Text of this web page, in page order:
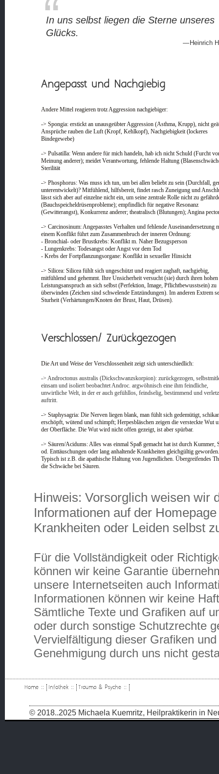
In uns selbst liegen die Sterne unseres
Glücks.
Heinrich
Angepasst und Nachgiebig
Andere Mittel reagieren trotz Aggression nachgiebiger:
-> Spongia: erstickt an unausgeübter Aggression (Asthma, Krupp), nicht
Ansprüche rauben die Luft (Kropf, Kehlkopf), Nachgiebigkeit (lockeres
Bindegewebe)
-> Pulsatilla: Wenn andere für mich handeln, hab ich nicht Schuld (Furcht
Meinung anderer); meidet Verantwortung, fehlende Haltung
Sterilität
-> Phosphorus: Was muss ich tun, um bei allen beliebt zu sein (Durchfall,
unterentwickelt)? Mitfühlend, hilfsbereit, findet rasch Zuneigung und
lässt sich aber auf einzelne nicht ein, um seine zentrale Rolle nicht zu
(Bauchspeicheldrüsenprobleme); empfindlich für negative Resonanz
(Gewitterangst), Konkurrenz anderer; theatralisch (Blutungen); Angina
-> Carcinosinum: Angepasstes Verhalten und fehlende Auseinandersetzung
einem Konflikt führt zum Zusammenbruch der inneren Ordnung:
- Bronchial- oder Brustkrebs: Konflikt m. Naher Bezugsperson
- Lungenkrebs: Todesangst oder Angst vor dem Tod
- Krebs der Fortpflanzungsorgane: Konflikt in sexueller Hinsicht
-> Silicea: Silicea fühlt sich ungeschützt und reagiert zaghaft, nachgiebig,
mitfühlend und gehemmt. Ihre Unsicherheit versucht (sie) durch ihren hohen
Leistungsanspruch an sich selbst (Perfektion, Image, Pflichtbewusstsein) zu
überwinden (Zeichen sind schwelende Entzündungen). Im anderen Extrem
Sturheit (Verhärtungen/Knoten der Brust, Haut, Drüsen).
Verschlossen/ Zurückgezogen
Die Art und Weise der Verschlossenheit zeigt sich unterschiedlich:
-> Androctonus australis (Dickschwanzskorpion): zurückgezogen,
einsam und isoliert beobachtet Androc. argwöhnisch eine ihm feindliche,
unwirtliche Welt, in der er auch gefühllos, feindselig, bestimmend und
auftritt.
-> Staphysagria: Die Nerven liegen blank, man fühlt sich gedemütigt,
erschöpft, wütend und schimpft; Herpesbläschen zeigen die versteckte Wut
der Oberfläche. Die Wut wird nicht offen gezeigt, ist aber spürbar.
-> Säuren/Acidums: Alles was einmal Spaß gemacht hat ist durch Kummer,
od. Enttäuschungen oder lang anhaltende Krankheiten gleichgültig geworden.
Typisch ist z.B. die apathische Haltung von Jugendlichen. Übergreifendes
die Schwäche bei Säuren.
Hinweis: Vorsorglich weisen wir
Informationen auf der
Krankheiten oder Leiden selbst
Für die Vollständigkeit oder
können wir keine Garantie
unsere Internetseiten auch
Informationen können wir keine
Sämtliche Texte und Grafiken auf
oder durch sonstige Schutzrechte
Vervielfältigung dieser Grafiken
Genehmigung durch uns nicht
Home :: Infothek :: Trauma & Psyche ::
© 2018..2025 Michaela Kuemritz, Heilpraktikerin in